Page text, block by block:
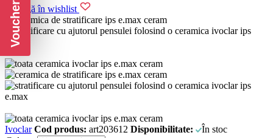
Adaugă în wishlist
Ivoclar Cod produs: art203612 Disponibilitate:
În stoc